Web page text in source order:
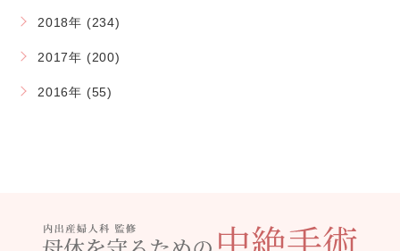
2018年 (234)
2017年 (200)
2016年 (55)